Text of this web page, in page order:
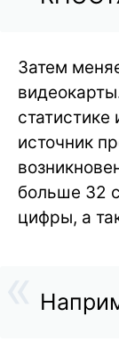
Затем
источник
больше 32
цифры, а